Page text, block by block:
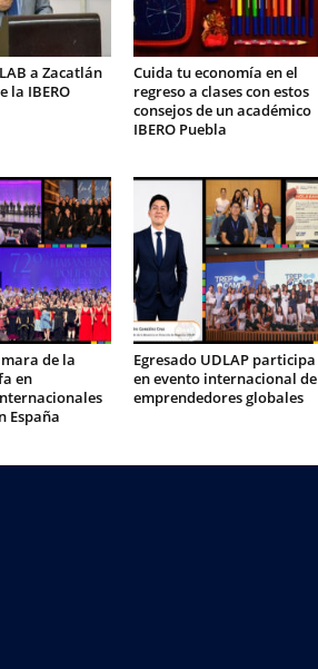
a Zacatlán
la IBERO
Cuida tu economía en el
regreso a clases con estos
consejos de un académico
IBERO Puebla
de la
en
España
Egresado UDLAP participa
en evento internacional de
emprendedores globales